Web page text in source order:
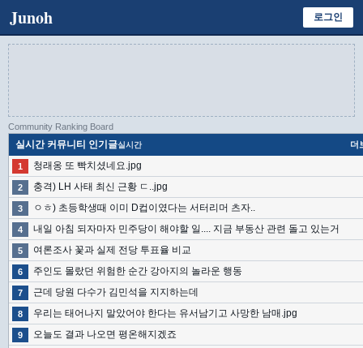
Junoh 로그인
Community Ranking Board
실시간 커뮤니티 인기글실시간 더
1 청래옹 또 빡치셨네요.jpg
2 충격) LH 사태 최신 근황 ㄷ..jpg
3 ㅇㅎ) 초등학생때 이미 D컵이였다는 서터리머 츠자..
4 내일 아침 되자마자 민주당이 해야할 일.... 지금 부동산 관련 돌고 있는거
5 여론조사 꽃과 실제 전당 투표율 비교
6 주인도 몰랐던 위험한 순간 강아지의 놀라운 행동
7 근데 당원 다수가 김민석을 지지하는데
8 우리는 태어나지 말았어야 한다는 유서남기고 사망한 남매.jpg
9 오늘도 결과 나오면 평온해지겠죠